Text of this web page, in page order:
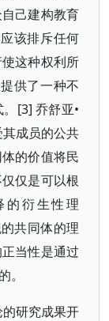
己建构教育
该排斥任何
这种权利所
供了一种不
[3] 乔舒亚•
成员的公共
的价值将民
仅是可以根
的衍生性理
共同体的理
当性是通过
研究成果开